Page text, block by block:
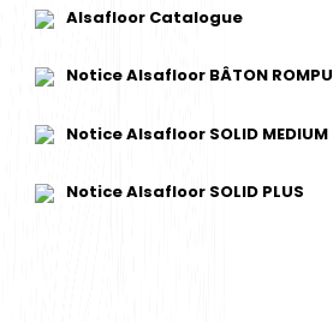
Alsafloor Catalogue
Notice Alsafloor BÂTON ROMPU
Notice Alsafloor SOLID MEDIUM
Notice Alsafloor SOLID PLUS